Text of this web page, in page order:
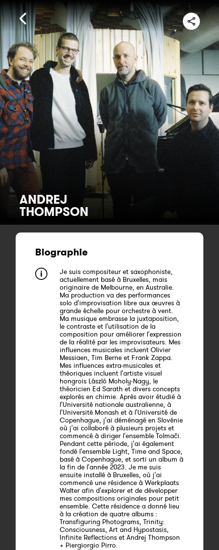
ANDREJ
THOMPSON
Biographie
Je suis compositeur et saxophoniste,
actuellement basé à Bruxelles, mais
originaire de Melbourne, en Australie.
Ma production va des performances
solo d'improvisation libre aux œuvres à
grande échelle pour orchestre à vent.
Ma musique embrasse la juxtaposition,
le contraste et l'utilisation de la
composition pour améliorer l'expression
de la réalité par les improvisateurs. Mes
influences musicales incluent Olivier
Messiaen, Tim Berne et Frank Zappa.
Mes influences extra-musicales et
théoriques incluent l'artiste visuel
hongrois László Moholy-Nagy, le
théoricien Ed Sarath et divers concepts
explorés en chimie. Après avoir étudié à
l'Université nationale australienne, à
l'Université Monash et à l'Université de
Copenhague, j'ai déménagé en Slovénie
où j'ai collaboré à plusieurs projets et
commencé à diriger l'ensemble Tolmači.
Pendant cette période, j'ai également
fondé l'ensemble Light, Time and Space,
basé à Copenhague, et sorti un album à
la fin de l'année 2023. Je me suis
ensuite installé à Bruxelles, où j'ai
commencé une résidence à Werkplaats
Walter afin d'explorer et de développer
mes compositions originales pour petit
ensemble. Cette résidence a donné lieu
à la création de quatre albums :
Transfiguring Photograms, Trinity:
Consciousness, Art and Hypostasis,
Infinite Reflections et Andrej Thompson
+ Piergiorgio Pirro.